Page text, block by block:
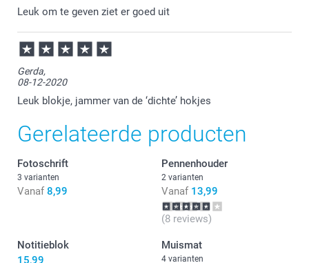
Leuk om te geven ziet er goed uit
Gerda,
08-12-2020
Leuk blokje, jammer van de ‘dichte’ hokjes
Gerelateerde producten
Fotoschrift
3 varianten
Vanaf 8,99
Pennenhouder
2 varianten
Vanaf 13,99
(8 reviews)
Notitieblok
Muismat
4 varianten